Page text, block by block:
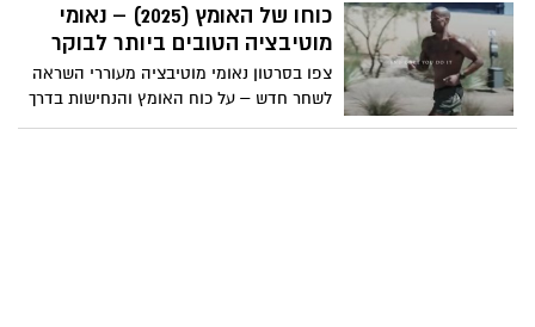
שמגובים במעשים הופכים למציאות. צפו:
כוחו של האומץ (2025) – נאומי
מוטיבציה הטובים ביותר לבוקר
צפו בסרטון נאומי מוטיבציה מעוררי השראה
לשחר חדש – על כוח האומץ והנחישות בדרך
להצלחה